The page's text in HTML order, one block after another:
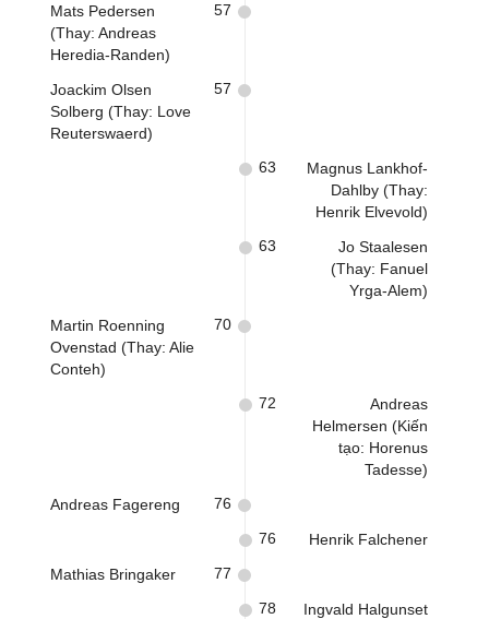
Mats Pedersen
(Thay: Andreas
Heredia-Randen)
57
Joackim Olsen
Solberg (Thay: Love
Reuterswaerd)
57
Magnus Lankhof-
Dahlby (Thay:
Henrik Elvevold)
63
Jo Staalesen
(Thay: Fanuel
Yrga-Alem)
63
Martin Roenning
Ovenstad (Thay: Alie
Conteh)
70
Andreas
Helmersen (Kiến
tạo: Horenus
Tadesse)
72
Andreas Fagereng 76
Henrik Falchener
76
Mathias Bringaker 77
Ingvald Halgunset
78